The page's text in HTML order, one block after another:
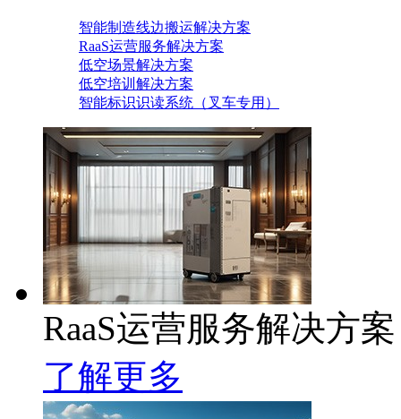
智能制造线边搬运解决方案
RaaS运营服务解决方案
低空场景解决方案
低空培训解决方案
智能标识识读系统（叉车专用）
RaaS运营服务解决方案
了解更多